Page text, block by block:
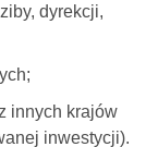
dyrekcji,
innych krajów
inwestycji).